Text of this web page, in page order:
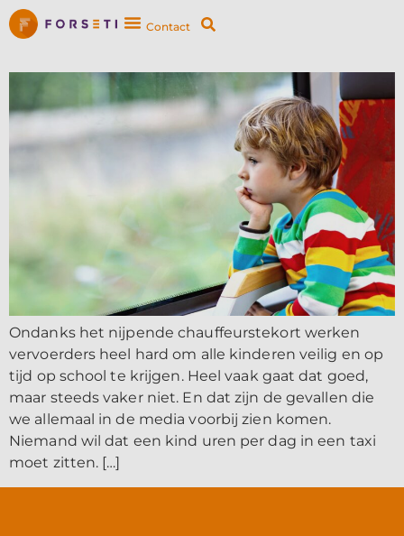
Contact
Ondanks het nijpende chauffeurstekort werken
vervoerders heel hard om alle kinderen veilig en op
tijd op school te krijgen. Heel vaak gaat dat goed,
maar steeds vaker niet. En dat zijn de gevallen die
we allemaal in de media voorbij zien komen.
Niemand wil dat een kind uren per dag in een taxi
moet zitten. […]